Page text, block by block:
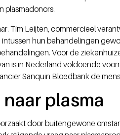
plasmadonors.
Tim Leijten, commercieel
hun behandelingen
Voor de
is in Nederland voldoende
Sanquin Bloedbank de
plasma
door buitengewone